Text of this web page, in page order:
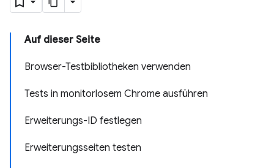
Auf dieser Seite
Browser-Testbibliotheken verwenden
Tests in monitorlosem Chrome ausführen
Erweiterungs-ID festlegen
Erweiterungsseiten testen